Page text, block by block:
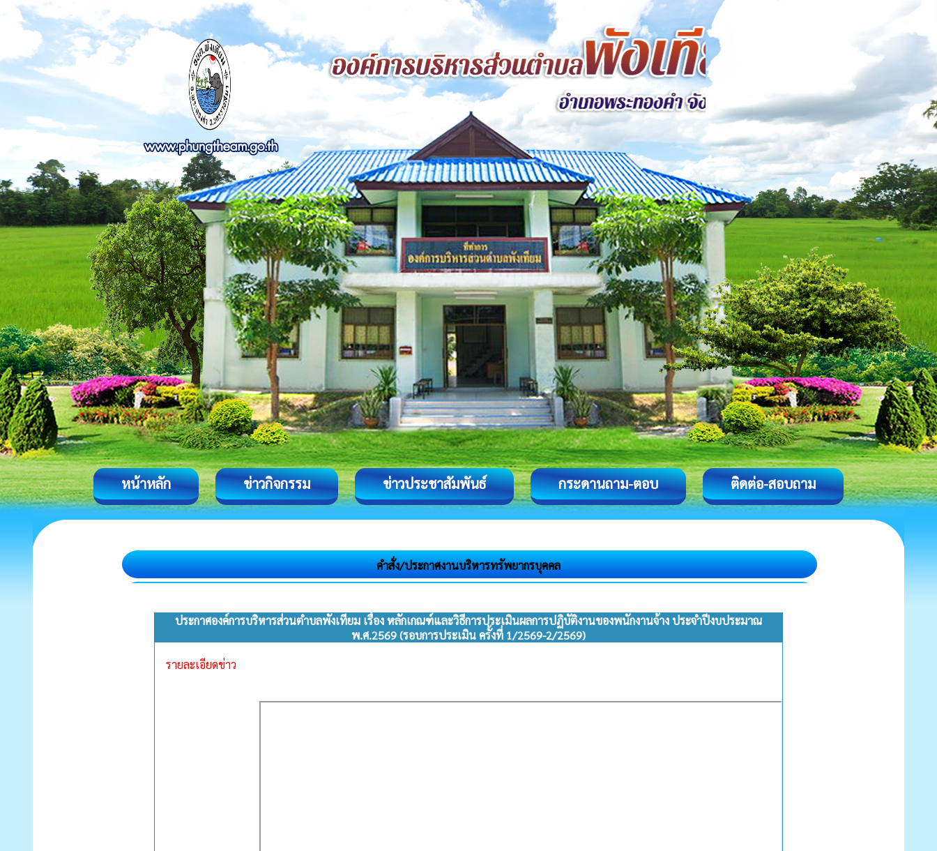
หน้าหลัก ข่าวกิจกรรม ข่าวประชาสัมพันธ์ กระดานถาม-ตอบ ติดต่อ-สอบถาม
คำสั่ง/ประกาศงานบริหารทรัพยากรบุคคล
ประกาศองค์การบริหารส่วนตำบลพังเทียม เรื่อง หลักเกณฑ์และวิธีการประเมินผลการปฏิบัติงานของพนักงานจ้าง ประจำปีงบประมาณ
พ.ศ.2569 (รอบการประเมิน ครั้งที่ 1/2569-2/2569)
รายละเอียดข่าว